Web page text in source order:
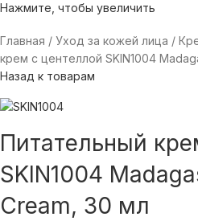
Нажмите, чтобы увеличить
Главная Уход за кожей лица
крем с центеллой SKIN1004
Назад к товарам
Питательный
SKIN1004
Cream, 30 мл